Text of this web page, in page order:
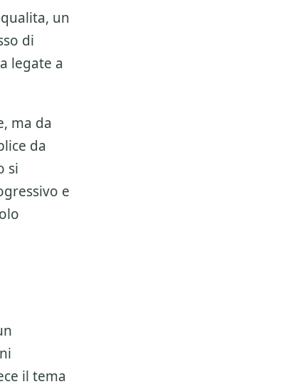
un
di
legate a
ma da
da
si
e
il tema